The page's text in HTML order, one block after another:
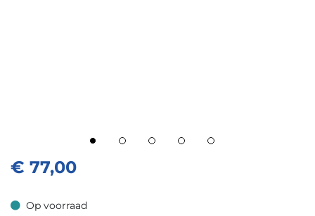
€ 77,00
Op voorraad
Op voorraad